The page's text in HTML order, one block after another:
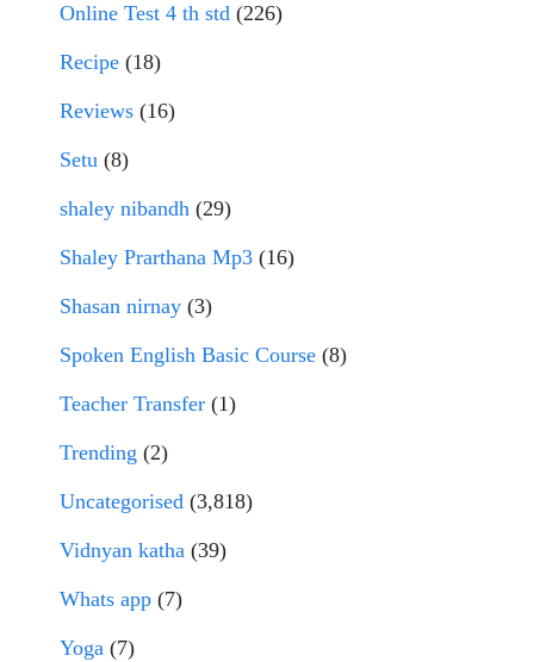
Online Test 4 th std (226)
Recipe (18)
Reviews (16)
Setu (8)
shaley nibandh (29)
Shaley Prarthana Mp3 (16)
Shasan nirnay (3)
Spoken English Basic Course (8)
Teacher Transfer (1)
Trending (2)
Uncategorised (3,818)
Vidnyan katha (39)
Whats app (7)
Yoga (7)